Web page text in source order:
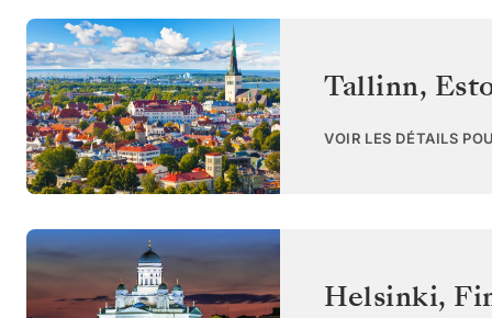
Tallinn,
VOIR LES DÉTAILS
Helsinki,